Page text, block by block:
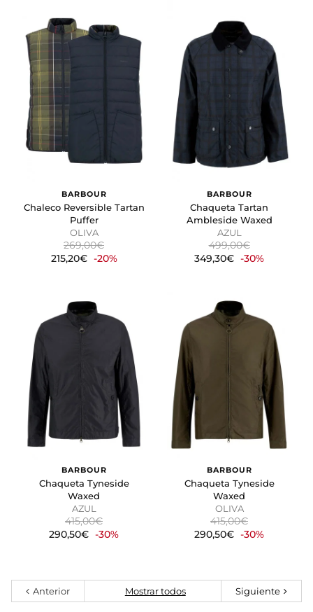
BARBOUR
Chaleco Reversible Tartan
Puffer
OLIVA
269,00€
215,20€ -20%
BARBOUR
Chaqueta Tartan
Ambleside Waxed
AZUL
499,00€
349,30€ -30%
BARBOUR
Chaqueta Tyneside
Waxed
AZUL
415,00€
290,50€ -30%
BARBOUR
Chaqueta Tyneside
Waxed
OLIVA
415,00€
290,50€ -30%
Mostrar todos
Anterior Siguiente